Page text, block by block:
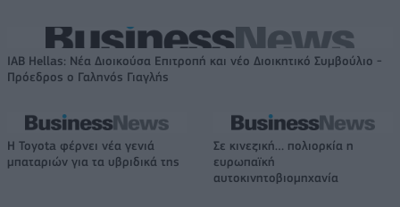
IAB Hellas: Νέα Διοικούσα Επιτροπή και νέο Διοικητικό Συμβούλιο -
Πρόεδρος ο Γαληνός Γιαγλής
Η Toyota φέρνει νέα γενιά
μπαταριών για τα υβριδικά της
Σε κινεζική… πολιορκία η
ευρωπαϊκή
αυτοκινητοβιομηχανία